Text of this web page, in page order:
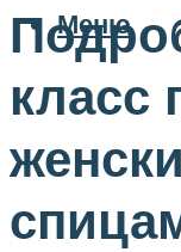
Меню
класс